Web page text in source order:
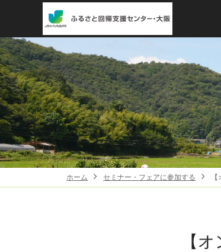
ホーム セミナー・フェアに参加する
【